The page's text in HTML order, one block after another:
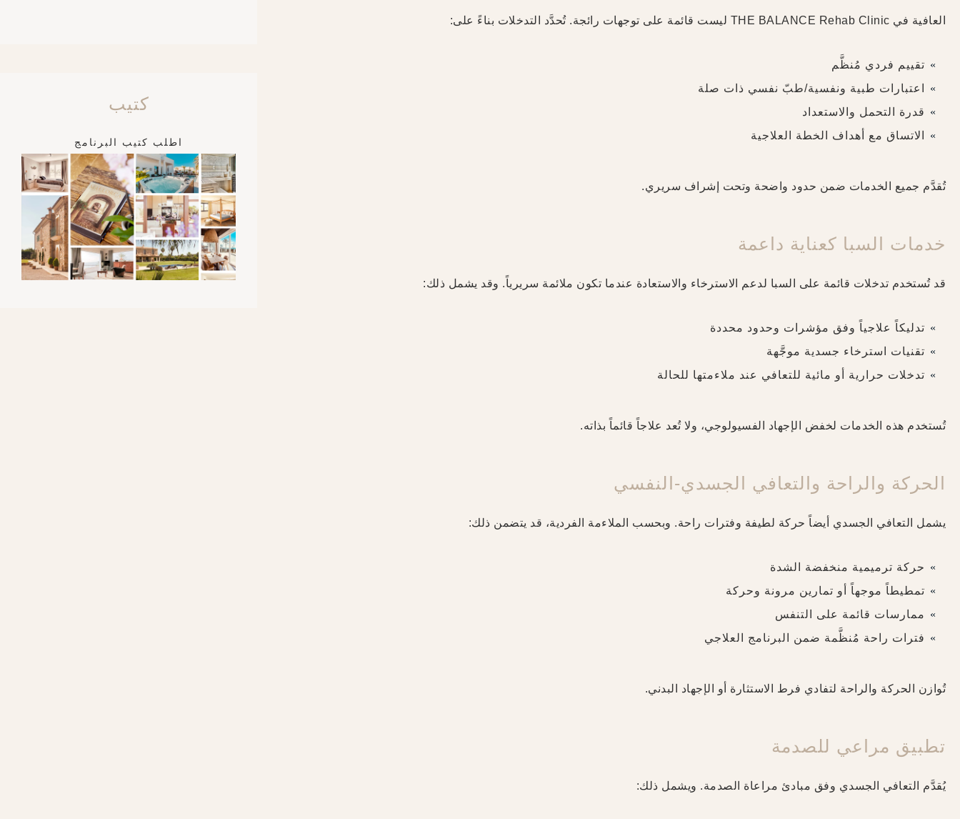
العافية في THE BALANCE Rehab Clinic ليست قائمة على توجهات رائجة. تُحدَّد التدخلات بناءً على:
تقييم فردي مُنظَّم
اعتبارات طبية ونفسية/طبّ نفسي ذات صلة
قدرة التحمل والاستعداد
الاتساق مع أهداف الخطة العلاجية
تُقدَّم جميع الخدمات ضمن حدود واضحة وتحت إشراف سريري.
خدمات السبا كعناية داعمة
قد تُستخدم تدخلات قائمة على السبا لدعم الاسترخاء والاستعادة عندما تكون ملائمة سريرياً. وقد يشمل ذلك:
تدليكاً علاجياً وفق مؤشرات وحدود محددة
تقنيات استرخاء جسدية موجَّهة
تدخلات حرارية أو مائية للتعافي عند ملاءمتها للحالة
تُستخدم هذه الخدمات لخفض الإجهاد الفسيولوجي، ولا تُعد علاجاً قائماً بذاته.
الحركة والراحة والتعافي الجسدي-النفسي
يشمل التعافي الجسدي أيضاً حركة لطيفة وفترات راحة. وبحسب الملاءمة الفردية، قد يتضمن ذلك:
حركة ترميمية منخفضة الشدة
تمطيطاً موجهاً أو تمارين مرونة وحركة
ممارسات قائمة على التنفس
فترات راحة مُنظَّمة ضمن البرنامج العلاجي
تُوازن الحركة والراحة لتفادي فرط الاستثارة أو الإجهاد البدني.
تطبيق مراعي للصدمة
يُقدَّم التعافي الجسدي وفق مبادئ مراعاة الصدمة. ويشمل ذلك:
كتيب
اطلب كتيب البرنامج